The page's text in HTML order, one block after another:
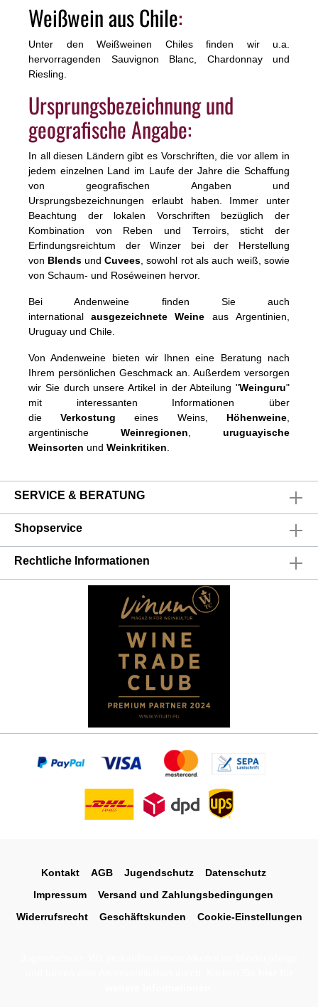
Weißwein aus Chile:
Unter den Weißweinen Chiles finden wir u.a.
hervorragenden Sauvignon Blanc, Chardonnay und
Riesling.
Ursprungsbezeichnung und
geografische Angabe:
In all diesen Ländern gibt es Vorschriften, die vor allem in
jedem einzelnen Land im Laufe der Jahre die Schaffung
von geografischen Angaben und
Ursprungsbezeichnungen erlaubt haben. Immer unter
Beachtung der lokalen Vorschriften bezüglich der
Kombination von Reben und Terroirs, sticht der
Erfindungsreichtum der Winzer bei der Herstellung
von Blends und Cuvees , sowohl rot als auch weiß, sowie
von Schaum- und Roséweinen hervor.
Bei Andenweine finden Sie auch
international ausgezeichnete Weine aus Argentinien,
Uruguay und Chile.
Von Andenweine bieten wir Ihnen eine Beratung nach
Ihrem persönlichen Geschmack an. Außerdem versorgen
wir Sie durch unsere Artikel in der Abteilung "Weinguru"
mit interessanten Informationen über
die Verkostung eines Weins, Höhenweine
argentinische Weinregionen
uruguayische
Weinsorten und Weinkritiken
SERVICE & BERATUNG
Shopservice
Rechtliche Informationen
Kontakt AGB Jugendschutz
Datenschutz
Impressum
Versand und Zahlungsbedingungen
Widerrufsrecht
Geschäftskunden Cookie-Einstellungen